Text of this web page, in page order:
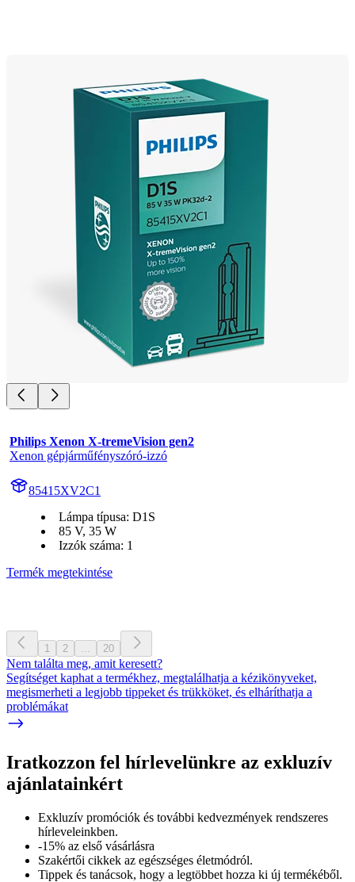
Philips Xenon X-tremeVision gen2
Xenon gépjárműfényszóró-izzó
85415XV2C1
Lámpa típusa: D1S
85 V, 35 W
Izzók száma: 1
Termék megtekintése
1 2 ... 20
Nem találta meg, amit keresett?
Segítséget kaphat a termékhez, megtalálhatja a kézikönyveket,
megismerheti a legjobb tippeket és trükköket, és elháríthatja a
problémákat
Iratkozzon fel hírlevelünkre az exkluzív
ajánlatainkért​
Exkluzív promóciók és további kedvezmények rendszeres
hírleveleinkben.
-15% az első vásárlásra
Szakértői cikkek az egészséges életmódról.
Tippek és tanácsok, hogy a legtöbbet hozza ki új termékéből.